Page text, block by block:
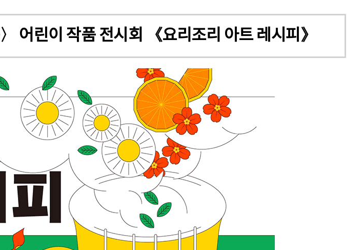
어린이 작품 전시회 《요리조리 아트 레시피》